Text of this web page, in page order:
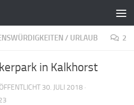
/ URLAUB 2
in Kalkhorst
30. JULI 2018 ·